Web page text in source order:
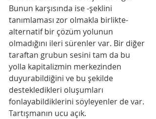
Bunun karşısında ise -şeklini
tanımlaması zor olmakla birlikte-
alternatif bir çözüm yolunun
olmadığını ileri sürenler var. Bir diğer
taraftan grubun sesini tam da bu
yolla kapitalizmin merkezinden
duyurabildiğini ve bu şekilde
destekledikleri oluşumları
fonlayabildiklerini söyleyenler de var.
Tartışmanın ucu açık.